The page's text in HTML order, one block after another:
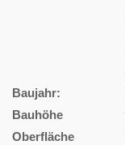
Baujahr:
Bauhöhe
Oberfläche